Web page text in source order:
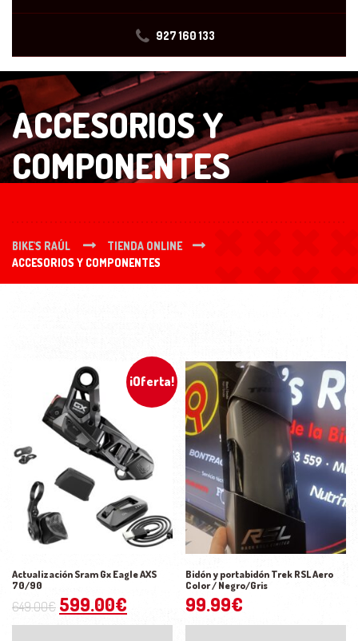
927 160 133
ACCESORIOS Y
COMPONENTES
BIKE'S RAÚL
TIENDA ONLINE
ACCESORIOS Y COMPONENTES
¡Oferta!
Actualización Sram Gx Eagle AXS
70/90
649.00€ El precio original era: 649.00€.
599.00€ El precio actual es: 599.00€.
Bidón y portabidón Trek RSL Aero
Color / Negro/Gris
99.99€